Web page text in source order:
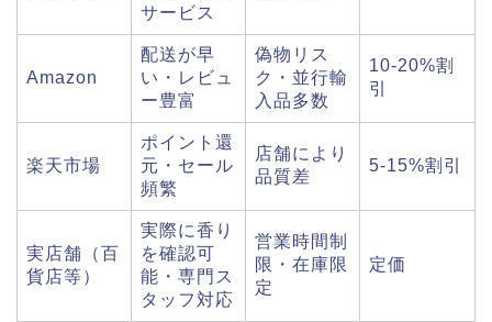
サービス
Amazon
配送が早
い・レビュ
ー豊富
偽物リス
ク・並行輸
入品多数
10-20%割
引
楽天市場
ポイント還
元・セール
頻繁
店舗により
品質差
5-15%割引
実店舗（百
貨店等）
実際に香り
を確認可
能・専門ス
タッフ対応
営業時間制
限・在庫限
定
定価